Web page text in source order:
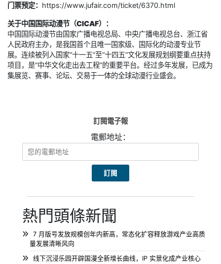
门票预定： https://www.jufair.com/ticket/6370.html
关于中国国际动漫节（CICAF）：
中国国际动漫节由国家广播电视总局、中央广播电视总台、浙江省
人民政府主办，是我国首个且唯一国家级、国际化的动漫专业节
展。连续被列入国家“十一五”至“十四五”文化发展规划纲要重点扶持
项目，是“中华文化走出去工程”的重要平台。经过多年发展，已成为
集展览、赛事、论坛、交易于一体的全球动漫行业盛会。
訂閱電子報
電郵地址：
熱門頭條新聞
7 月版号发放规模创年内新高，常态化扩容释放游戏产业高质
量发展清晰风向
线下沉浸乐园开辟国漫全新增长曲线，IP 实景化成产业核心